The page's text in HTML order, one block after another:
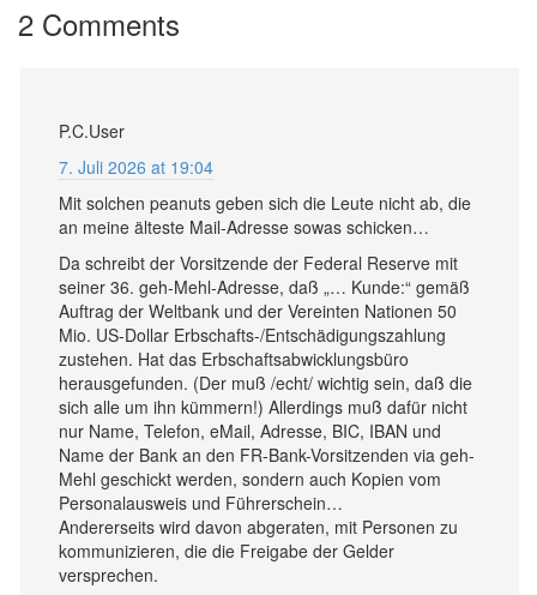
2 Comments
P.C.User
7. Juli 2026 at 19:04
Mit solchen peanuts geben sich die Leute nicht ab, die
an meine älteste Mail-Adresse sowas schicken…
Da schreibt der Vorsitzende der Federal Reserve mit
seiner 36. geh-Mehl-Adresse, daß „… Kunde:“ gemäß
Auftrag der Weltbank und der Vereinten Nationen 50
Mio. US-Dollar Erbschafts-/Entschädigungszahlung
zustehen. Hat das Erbschaftsabwicklungsbüro
herausgefunden. (Der muß /echt/ wichtig sein, daß die
sich alle um ihn kümmern!) Allerdings muß dafür nicht
nur Name, Telefon, eMail, Adresse, BIC, IBAN und
Name der Bank an den FR-Bank-Vorsitzenden via geh-
Mehl geschickt werden, sondern auch Kopien vom
Personalausweis und Führerschein…
Andererseits wird davon abgeraten, mit Personen zu
kommunizieren, die die Freigabe der Gelder
versprechen.